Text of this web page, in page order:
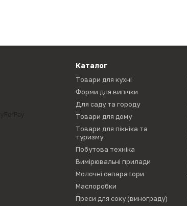
Каталог
Товари для кухні
Форми для випічки
Для саду та городу
Товари для дому
Товари для пікніка та
туризму
Побутова техніка
Вимірювальні прилади
Молочні сепаратори
Маслоробки
Преси для соку (винограду)